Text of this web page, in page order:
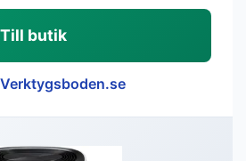
Till butik